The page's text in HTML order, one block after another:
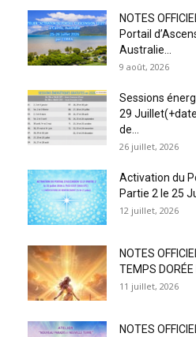
NOTES
Portail
Australie...
9 août, 2026
Sessions
29
de...
26 juillet, 2026
Activation du
Partie 2 le 25
12 juillet, 2026
NOTES
TEMPS DORÉE
11 juillet, 2026
NOTES